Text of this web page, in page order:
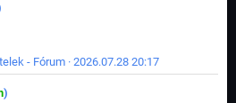
- Fórum · 2026.07.28 20:17
)